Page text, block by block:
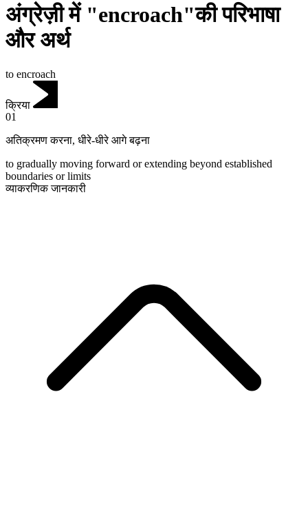
अंग्रेज़ी में "encroach"की परिभाषा
और अर्थ
to encroach
क्रिया
01
अतिक्रमण करना, धीरे-धीरे आगे बढ़ना
to gradually moving forward or extending beyond established
boundaries or limits
व्याकरणिक जानकारी